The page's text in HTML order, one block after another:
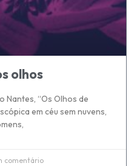
olhos
Nantes, “Os Olhos de
em céu sem nuvens,
comentário